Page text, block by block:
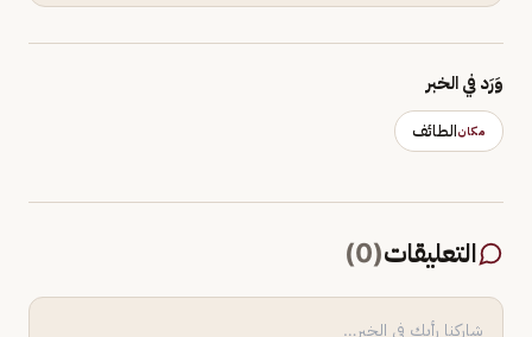
وَرَد في الخبر
مكانالطائف
التعليقات(
0
)